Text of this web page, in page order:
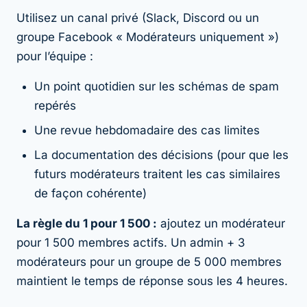
Utilisez un canal privé (Slack, Discord ou un
groupe Facebook « Modérateurs uniquement »)
pour l’équipe :
Un point quotidien sur les schémas de spam
repérés
Une revue hebdomadaire des cas limites
La documentation des décisions (pour que les
futurs modérateurs traitent les cas similaires
de façon cohérente)
La règle du 1 pour 1 500 : ajoutez un modérateur
pour 1 500 membres actifs. Un admin + 3
modérateurs pour un groupe de 5 000 membres
maintient le temps de réponse sous les 4 heures.